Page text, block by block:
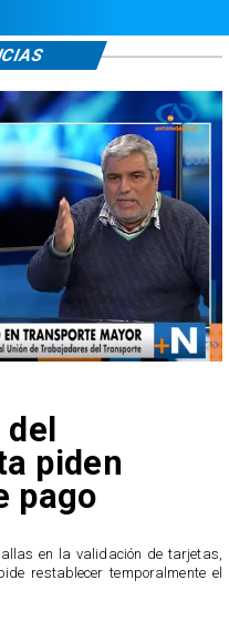
del
piden
pago
en la validación de tarjetas,
restablecer temporalmente el